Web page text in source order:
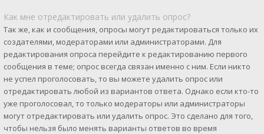
Как мне отредактировать или удалить опрос?
Так же, как и сообщения, опросы могут редактироваться только их
создателями, модераторами или администраторами. Для
редактирования опроса перейдите к редактированию первого
сообщения в теме; опрос всегда связан именно с ним. Если никто
не успел проголосовать, то вы можете удалить опрос или
отредактировать любой из вариантов ответа. Однако если кто-то
уже проголосовал, то только модераторы или администраторы
могут отредактировать или удалить опрос. Это сделано для того,
чтобы нельзя было менять варианты ответов во время